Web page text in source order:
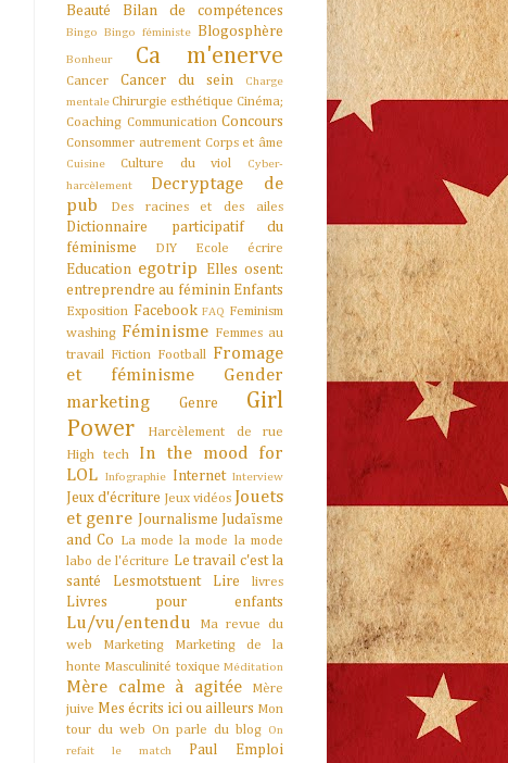
Beauté Bilan de compétences
Bingo Bingo féministe Blogosphère
Bonheur Ca m'enerve
Cancer Cancer du sein
Charge
mentaleChirurgie esthétique Cinéma;
Coaching Communication Concours
Consommer autrement Corps et âme
Cuisine Culture du viol
Cyber-
harcèlement
Decryptage de
pub
Des racines et des ailes
Dictionnaire participatif du
féminisme
DIY Ecole écrire
Education egotrip
Elles osent:
entreprendre au féminin Enfants
Exposition Facebook FAQ Feminism
washing Féminisme Femmes au
travail Fiction Football Fromage
et féminisme
Gender
marketing
Genre
Girl
Power
Harcèlement de rue
High tech
In the mood for
LOL
Infographie Internet Interview
Jeux d'écriture Jeux vidéos Jouets
et genre
Journalisme
Judaïsme
and Co
La mode la mode la mode
labo de l'écriture Le travail c'est la
santé
Lesmotstuent Lire livres
Livres pour enfants
Lu/vu/entendu
Ma revue du
web
Marketing
Marketing de la
honte Masculinité toxique Méditation
Mère calme à agitée
Mère
juive Mes écrits ici ou ailleurs Mon
tour du web On parle du blog
On
refait le match
Paul Emploi